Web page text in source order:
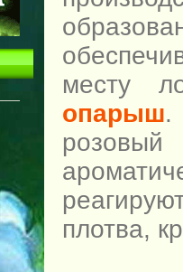
месту
опарыш.
розовый
плотва,